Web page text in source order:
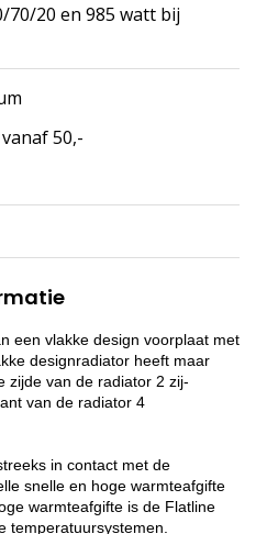
70/20 en 985 watt bij
50,-
een vlakke design voorplaat met
designradiator heeft maar
zijde van de radiator 2 zij-
van de radiator 4
in contact met de
snelle en hoge warmteafgifte
warmteafgifte is de Flatline
temperatuursystemen.